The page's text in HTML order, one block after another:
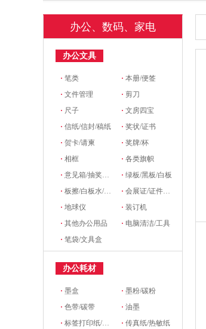
办公、数码、家电
办公文具
·笔类 ·本册/便签
·文件管理 ·剪刀
· 尺子 ·文房四宝
·信纸/信封/稿纸 ·奖状/证书
·贺卡/请柬 ·奖牌/杯
·相框 ·各类旗帜
·意见箱/抽奖箱/信件箱 ·绿板/黑板/白板
·板擦/白板水/磁粒/磁吸 ·会展证/证件卡/卡套挂绳/席位牌
·地球仪 ·装订机
·其他办公用品 · 电脑清洁/工具
·笔袋/文具盒
办公耗材
·墨盒 ·墨粉/碳粉
·色带/碳带 ·油墨
·标签打印纸/条码纸/收银纸 ·传真纸/热敏纸